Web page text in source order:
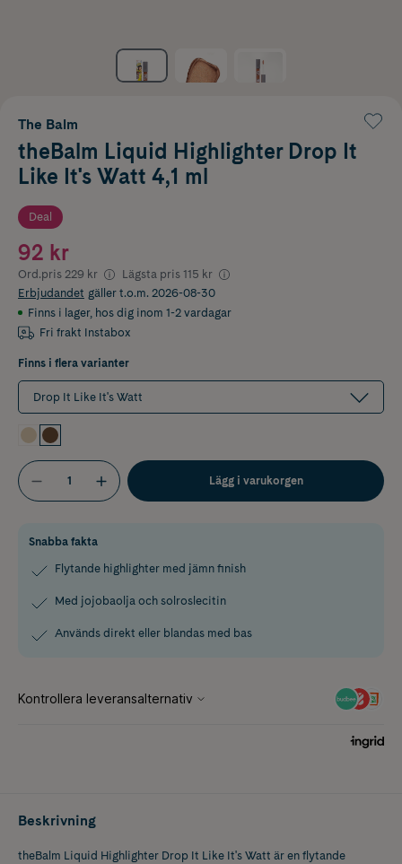
The Balm
theBalm Liquid Highlighter Drop It
Like It's Watt 4,1 ml
Deal
92 kr
Ord.pris 229 kr Lägsta pris 115 kr
Erbjudandet gäller t.o.m. 2026-08-30
Finns i lager, hos dig inom 1-2 vardagar
Fri frakt Instabox
Finns i flera varianter
Drop It Like It's Watt
Lägg i varukorgen
Snabba fakta
Flytande highlighter med jämn finish
Med jojobaolja och solroslecitin
Används direkt eller blandas med bas
Beskrivning
theBalm Liquid Highlighter Drop It Like It's Watt är en flytande